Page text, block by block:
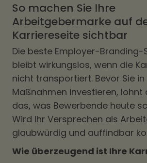
So machen Sie Ihre
Arbeitgebermarke auf
Karriereseite sichtbar
Die beste Employer-
bleibt wirkungslos, wenn die
nicht transportiert. Bevor Sie in
Maßnahmen investieren, lohnt
das, was Bewerbende heute
Wird Ihr Versprechen als
glaubwürdig und auffindbar
Wie überzeugend ist Ihre